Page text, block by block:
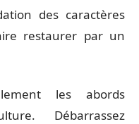
des caractères
restaurer par un
les abords
Débarrassez